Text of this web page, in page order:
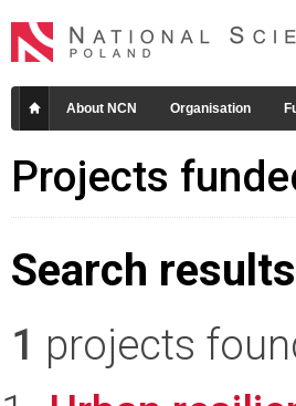
About NCN Organisation
Projects
Search results
1 projects